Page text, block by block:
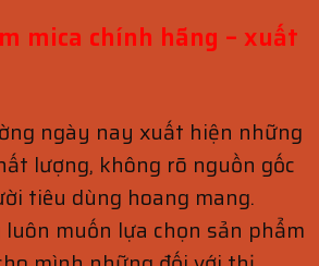
mica chính hãng – xuất
ngày nay xuất hiện những
lượng, không rõ nguồn gốc
tiêu dùng hoang mang.
luôn muốn lựa chọn sản phẩm